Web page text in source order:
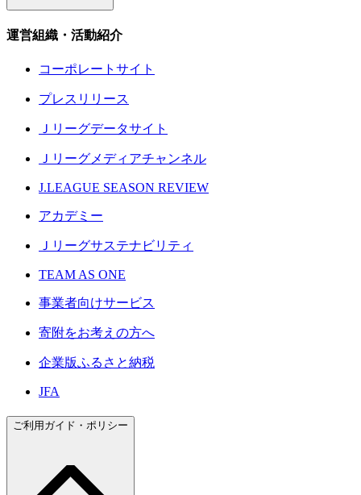
運営組織・活動紹介
コーポレートサイト
プレスリリース
Ｊリーグデータサイト
Ｊリーグメディアチャンネル
J.LEAGUE SEASON REVIEW
アカデミー
Ｊリーグサステナビリティ
TEAM AS ONE
事業者向けサービス
寄附をお考えの方へ
企業版ふるさと納税
JFA
ご利用ガイド・ポリシー